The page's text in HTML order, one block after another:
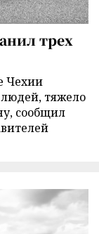
трех
Чехии
тяжело
сообщил